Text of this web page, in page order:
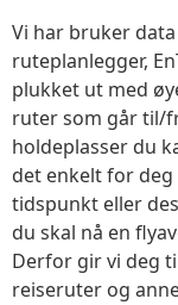
Vi har bruker
ruteplanlegger,
plukket ut med
ruter som går til/
holdeplasser du
det enkelt for
tidspunkt eller
du skal nå en
Derfor gir vi deg
reiseruter og